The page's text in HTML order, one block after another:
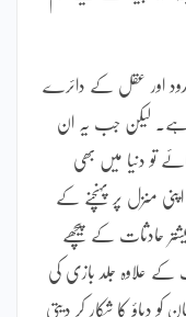
اور عقل کے دائرے
ہے۔ لیکن جب یہ ان
تو دنیا میں بھی
منزل پر پہنچنے کے
حادثات کے پیچھے
کے علاوہ جلد بازی کی
کو دباؤ کا شکار کر دیتی